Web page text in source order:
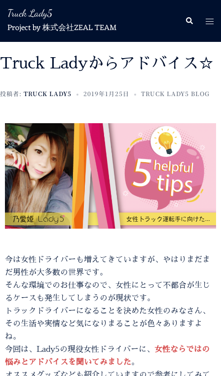
Truck Lady5
Project by 株式会社ZEAL TEAM
Truck Ladyからアドバイス☆
投稿者: TRUCK LADY5 2019年1月25日 TRUCK LADY5 BLOG
今は女性ドライバーも増えてきていますが、やはりまだま
だ男性が大多数の世界です。
そんな環境でのお仕事なので、女性にとって不都合が生じ
るケースも発生してしまうのが現状です。
トラックドライバーになることを決めた女性のみなさん、
その生活や実情など気になりまることが色々ありますよ
ね。
今回は、Lady5の現役女性ドライバーに、 女性ならではの
悩みとアドバイスを聞いてみました。